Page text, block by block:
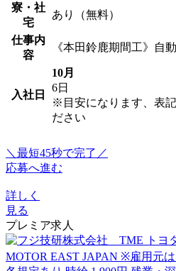
寮・社
宅
あり（無料）
仕事内
容
《本田鈴鹿期間工》自
入社日
10月
6日
※目安になります、表
ださい
＼最短45秒で完了／
応募へ進む
詳しく
見る
プレミア求人